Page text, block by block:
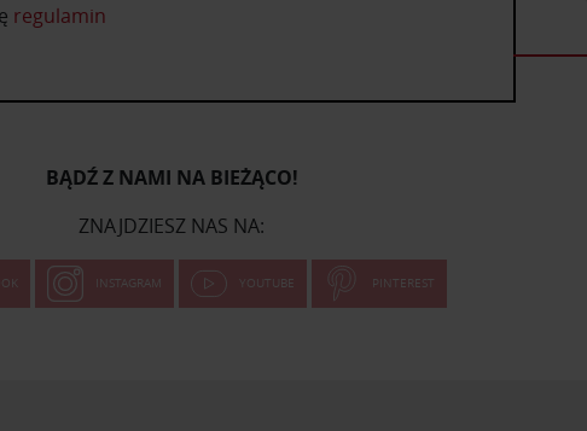
regulamin
BĄDŹ Z NAMI NA BIEŻĄCO!
ZNAJDZIESZ NAS NA:
INSTAGRAM YOUTUBE PINTEREST